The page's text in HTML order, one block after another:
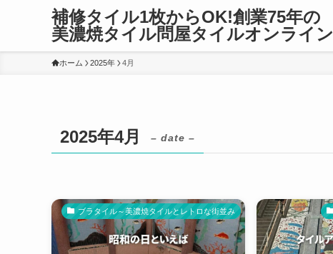
補修タイル1枚からOK!創業75年の
美濃焼タイル問屋タイルオンライン
ホーム 2025年 4月
2025年4月 – date –
ブラタイル～美濃焼タイルとレトロな街並み